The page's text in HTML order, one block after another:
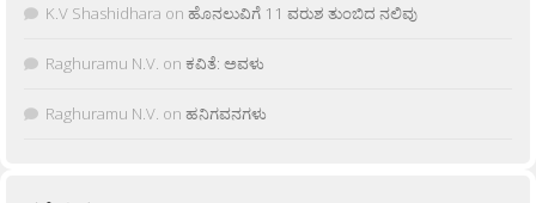
K.V Shashidhara on ಹೊನಲುವಿಗೆ 11 ವರುಶ ತುಂಬಿದ ನಲಿವು
Raghuramu N.V. on ಕವಿತೆ: ಅವಳು
Raghuramu N.V. on ಹನಿಗವನಗಳು